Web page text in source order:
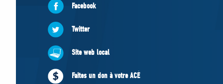
ACÉ
Facebook
Twitter
Site web local
Faites un don à votre ACÉ